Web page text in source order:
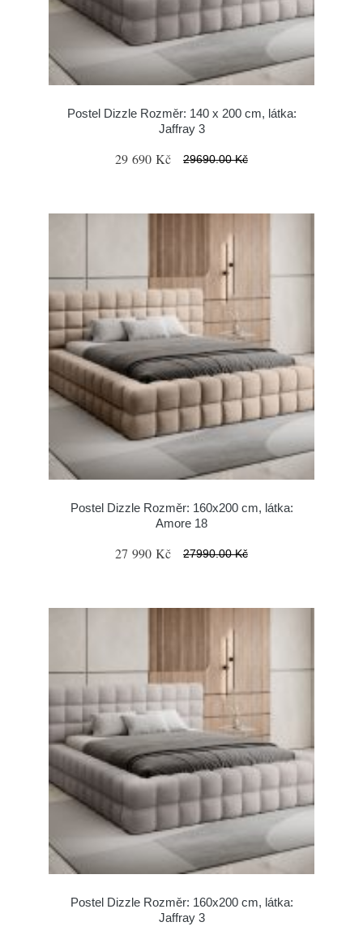
Postel Dizzle Rozměr: 140 x 200 cm, látka:
Jaffray 3
29 690 Kč 29690.00 Kč
Postel Dizzle Rozměr: 160x200 cm, látka:
Amore 18
27 990 Kč 27990.00 Kč
Postel Dizzle Rozměr: 160x200 cm, látka:
Jaffray 3